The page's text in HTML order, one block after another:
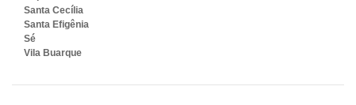
Santa Cecília
Santa Efigênia
Sé
Vila Buarque